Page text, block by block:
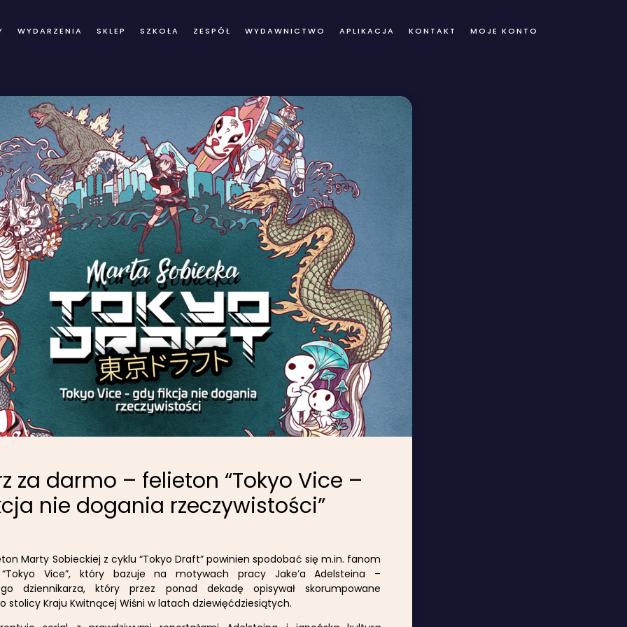
WYDARZENIA SKLEP SZKOŁA ZESPÓŁ WYDAWNICTWO APLIKACJA KONTAKT MOJE KONTO
za darmo – felieton “Tokyo Vice –
nie dogania rzeczywistości”
Marty Sobieckiej z cyklu “Tokyo Draft” powinien spodobać się m.in. fanom
Vice”, który bazuje na motywach pracy Jake’a Adelsteina –
dziennikarza, który przez ponad dekadę opisywał skorumpowane
stolicy Kraju Kwitnącej Wiśni w latach dziewięćdziesiątych.